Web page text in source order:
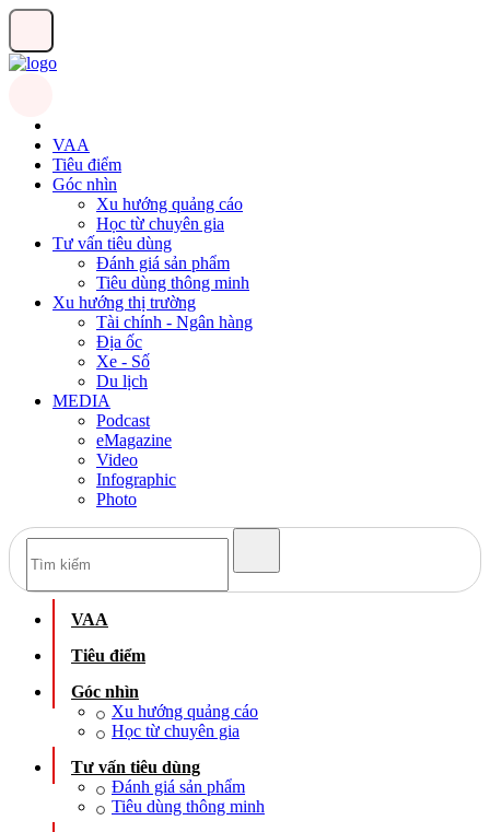
VAA
Tiêu điểm
Góc nhìn
Xu hướng quảng cáo
Học từ chuyên gia
Tư vấn tiêu dùng
Đánh giá sản phẩm
Tiêu dùng thông minh
Xu hướng thị trường
Tài chính - Ngân hàng
Địa ốc
Xe - Số
Du lịch
MEDIA
Podcast
eMagazine
Video
Infographic
Photo
VAA
Tiêu điểm
Góc nhìn
Xu hướng quảng cáo
Học từ chuyên gia
Tư vấn tiêu dùng
Đánh giá sản phẩm
Tiêu dùng thông minh